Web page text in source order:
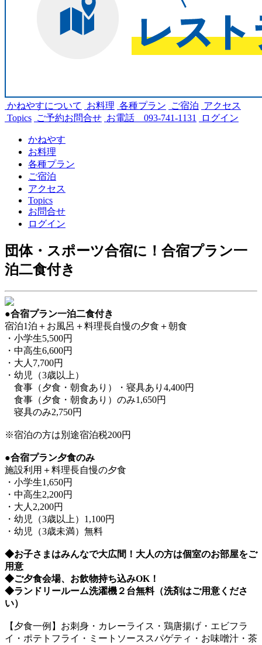
かねやすについて お料理 各種プラン ご宿泊 アクセス
Topics ご予約お問合せ お電話 093-741-1131 ログイン
かねやす
お料理
各種プラン
ご宿泊
アクセス
Topics
お問合せ
ログイン
団体・スポーツ合宿に！合宿プラン一
泊二食付き
●合宿プラン一泊二食付き
宿泊1泊＋お風呂＋料理長自慢の夕食＋朝食
・小学生5,500円
・中高生6,600円
・大人7,700円
・幼児（3歳以上）
食事（夕食・朝食あり）・寝具あり4,400円
食事（夕食・朝食あり）のみ1,650円
寝具のみ2,750円
※宿泊の方は別途宿泊税200円
●合宿プラン夕食のみ
施設利用＋料理長自慢の夕食
・小学生1,650円
・中高生2,200円
・大人2,200円
・幼児（3歳以上）1,100円
・幼児（3歳未満）無料
◆お子さまはみんなで大広間！大人の方は個室のお部屋をご
用意
◆ご夕食会場、お飲物持ち込みOK！
◆ランドリールーム洗濯機２台無料（洗剤はご用意くださ
い）
【夕食一例】お刺身・カレーライス・鶏唐揚げ・エビフラ
イ・ポテトフライ・ミートソーススパゲティ・お味噌汁・茶